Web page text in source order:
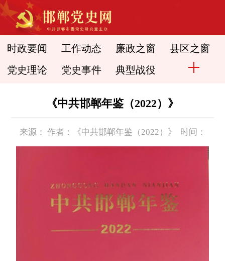
时政要闻 工作动态 廉政之窗 县区之窗
党史理论 党史事件 典型战役
《中共邯郸年鉴（2022）》
来源： 作者：《中共邯郸年鉴（2022）》 时间：